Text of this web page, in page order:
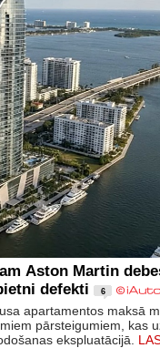
Aston Martin
defekti
6
apartamentos maksā
pārsteigumiem, kas
ekspluatācijā.